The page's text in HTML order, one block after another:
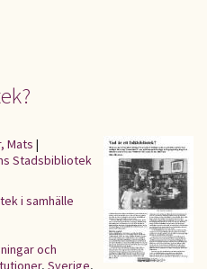
Mats |
Stadsbibliotek
i samhälle
och
, Sverige,